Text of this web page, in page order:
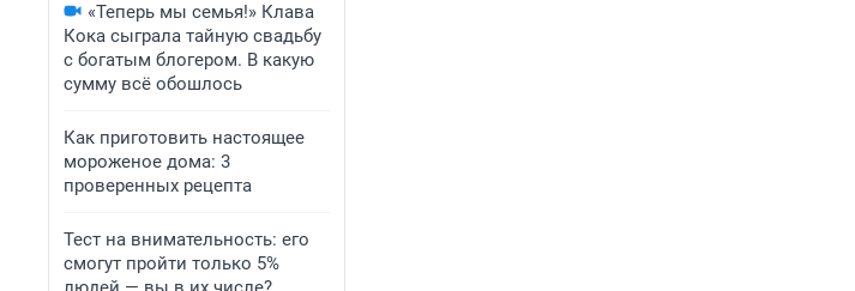
«Теперь мы семья!» Клава
Кока сыграла тайную свадьбу
с богатым блогером. В какую
сумму всё обошлось
Как приготовить настоящее
мороженое дома: 3
проверенных рецепта
Тест на внимательность: его
смогут пройти только 5%